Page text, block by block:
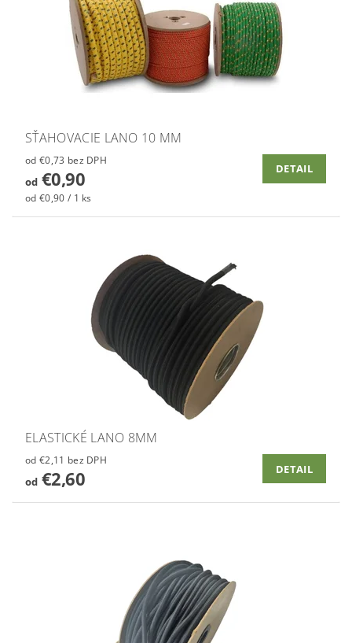
SŤAHOVACIE LANO 10 MM
od €0,73 bez DPH
od€0,90
od €0,90 / 1 ks
DETAIL
ELASTICKÉ LANO 8MM
od €2,11 bez DPH
od€2,60 DETAIL